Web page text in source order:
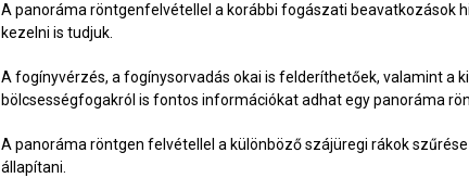
A panoráma röntgenfelvétellel a korábbi fogászati beavatkozások
kezelni is tudjuk.
A fogínyvérzés, a fogínysorvadás okai is felderíthetőek, valamint a
bölcsességfogakról is fontos információkat adhat egy panoráma
A panoráma röntgen felvétellel a különböző szájüregi rákok
állapítani.